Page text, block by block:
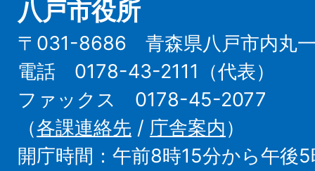
八戸市役所
〒031-8686 青森県八戸市内丸一
電話 0178-43-2111（代表）
ファックス 0178-45-2077
（各課連絡先 / 庁舎案内）
開庁時間：午前8時15分から午後5